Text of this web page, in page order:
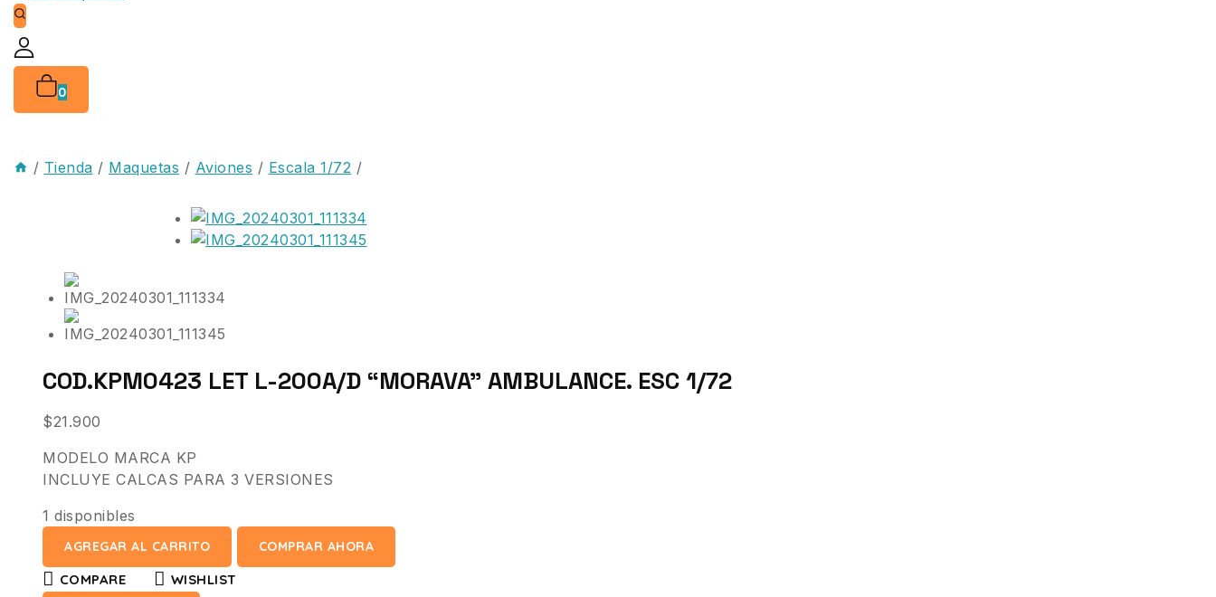
0
/ Tienda / Maquetas / Aviones / Escala 1/72 /
COD.KPM0423 LET L-200A/D “MORAVA” AMBULANCE. ESC 1/72
$21.900
MODELO MARCA KP
INCLUYE CALCAS PARA 3 VERSIONES
1 disponibles
AGREGAR AL CARRITO COMPRAR AHORA
COMPARE WISHLIST